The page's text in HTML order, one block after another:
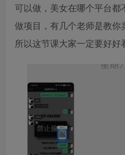
可以做，美女在哪个平台
做项目，有几个老师是教你
所以这节课大家一定要好好